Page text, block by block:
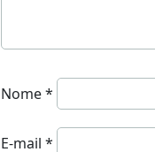
Nome*
E-mail *